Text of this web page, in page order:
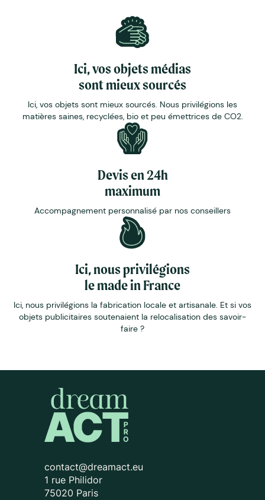
Ici, vos objets médias
sont mieux sourcés
Ici, vos objets sont mieux sourcés. Nous privilégions les
matières saines, recyclées, bio et peu émettrices de CO2.
Devis en 24h
maximum
Accompagnement personnalisé par nos conseillers
Ici, nous privilégions
le made in France
Ici, nous privilégions la fabrication locale et artisanale. Et si vos
objets publicitaires soutenaient la relocalisation des savoir-
faire ?
contact@dreamact.eu
1 rue Philidor
75020 Paris